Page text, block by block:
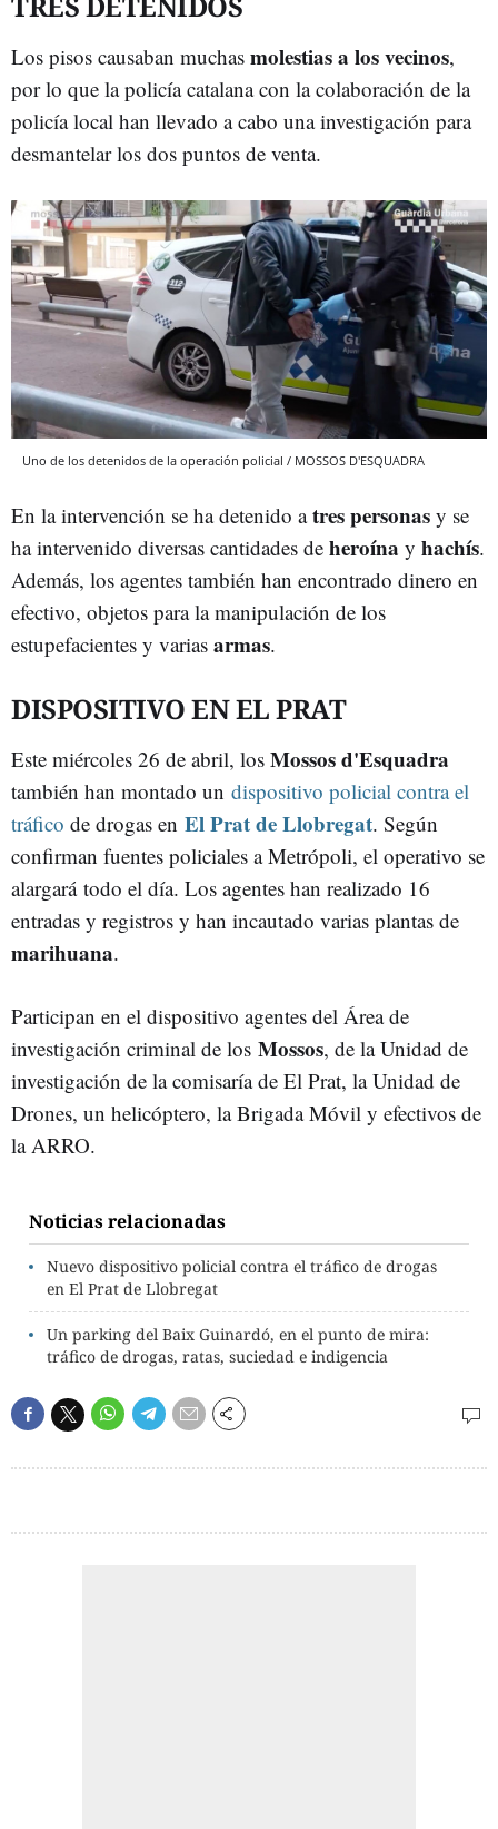
Los pisos causaban muchas molestias a los vecinos,
por lo que la policía catalana con la colaboración de la
policía local han llevado a cabo una investigación para
desmantelar los dos puntos de venta.
Uno de los detenidos de la operación policial / MOSSOS D'ESQUADRA
En la intervención se ha detenido atres personas y se
ha intervenido diversas cantidades de heroína y hachís.
Además, los agentes también han encontrado dinero en
efectivo, objetos para la manipulación de los
estupefacientes y varias armas.
DISPOSITIVO EN EL PRAT
Este miércoles 26 de abril, los Mossos d'Esquadra
también han montado un dispositivo policial contra el
tráfico de drogas en El Prat de Llobregat. Según
confirman fuentes policiales a Metrópoli, el operativo se
alargará todo el día. Los agentes han realizado 16
entradas y registros y han incautado varias plantas de
marihuana.
Participan en el dispositivo agentes del Área de
investigación criminal de los Mossos, de la Unidad de
investigación de la comisaría de El Prat, la Unidad de
Drones, un helicóptero, la Brigada Móvil y efectivos de
la ARRO.
Noticias relacionadas
Nuevo dispositivo policial contra el tráfico de drogas
en El Prat de Llobregat
Un parking del Baix Guinardó, en el punto de mira:
tráfico de drogas, ratas, suciedad e indigencia